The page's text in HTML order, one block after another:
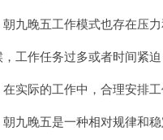
晚五工作模式也存在压力
作任务过多或者时间紧迫
际的工作中，合理安排工
晚五是一种相对规律和稳